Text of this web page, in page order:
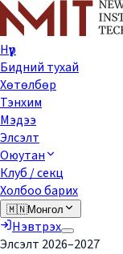
Нүүр
Бидний тухай
Хөтөлбөр
Тэнхим
Мэдээ
Элсэлт
Оюутан
Клуб / секц
Холбоо барих
🇲🇳Монгол
Нэвтрэх
Элсэлт 2026–2027